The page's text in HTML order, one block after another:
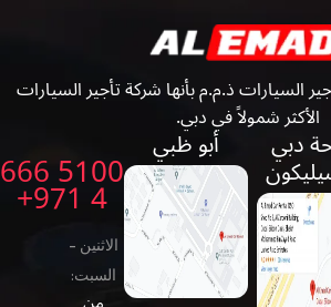
السيارات ذ.م.م بأنها شركة تأجير السيارات
الأكثر شمولاً في دبي.
دبي أبو ظبي 5100 666 4 971+
الاثنين -
السبت: